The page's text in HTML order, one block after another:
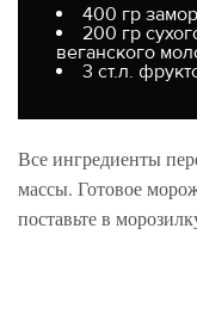
400 гр
200 гр
веганского
3 ст.л.
Все ингредиенты
массы. Готовое
поставьте в